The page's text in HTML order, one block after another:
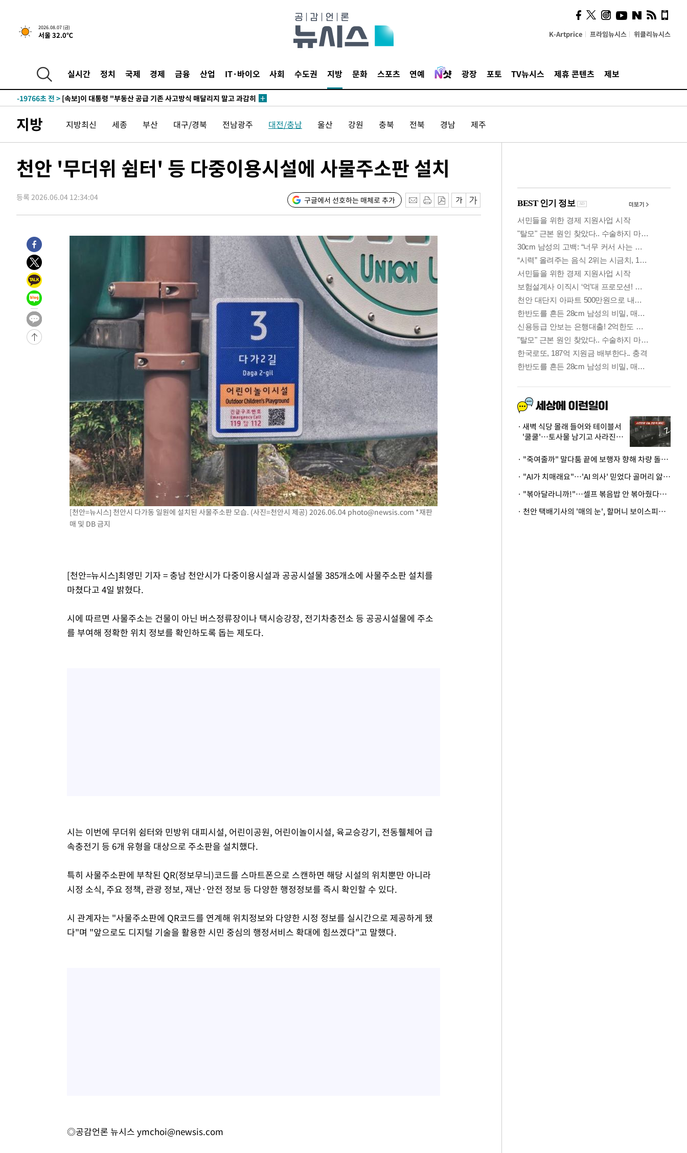
2026.08.07 (금)
서울 32.0℃ K-Artprice 프라임뉴시스 위클리뉴시스
실시간 정치 국제 경제 금융 산업 IT·바이오 사회 수도권 지방 문화 스포츠 연예 광장 포토 TV뉴시스 제휴 콘텐츠 제보
45분 전 >[속보]규제합리화위원회 부위원장에 김태유 서울대 공대 교수…이병태
-24455초 전 >
미 사업체 일자리, 7월에 2.3만개 순감하고 그 전 2개월 10.3만개
하향수정 (2보)
-23903초 전 >
↓
-19766초 전 > [속보]이 대통령 "부동산 공급 기존 사고방식 매달리지 말고 과감히
운드는 임시"
-10419초 전 >
"낮 기온 소폭 하락"…수도권 폭염중대경보, 폭염경보로 하향
-10383초 전 >[속보]이 대통령, '호우피해' 안동·의성 관할 4개 면 특별재난지역
갈 수도
-8317초 전 >
낮 최고 37도 찜통더위…곳곳 소나기·강원 많은 비[내일날씨]
응"
-3479초 전 >여자배구 이재영·이다영 자매, 아제르바이잔 투란VC 입단
-2732초 전 >외국인 심판 성 접대 7경기 들여다보니…한국 축구 '5승 2무'
-2419초 전 >
[속보]코스피, 6200선 약보합…0.60% 내린 6258.77에 마쳐
-2399초 전 >
-2288초 전 >
[속보] 노원서 40.1도 관측…서울, 2018년 이후 첫 40도
10분 전 >
[속보]종합특검, '계엄 수용공간 확보' 신용해 前교정본부장 기소
29분 전 >
외신들도 주목한 韓축구 파문…"국민적 공분에 수사 재개"
29분 전 >
11시간 압수수색에 성접대 파문까지…'쑥대밭' 된 축구협회
45분 전 >
[속보]규제합리화위원회 부위원장에 김태유 서울대 공대 교수…이병태
후임
-27316초 전 >
이강인, 폭염 속 AT마드리드 첫 훈련…80명 식사 대접까지(종합)
미 사업체 일자리, 7월에 2.3만개 순감하고 그 전 2개월 10.3만개
[속보] 미 사업체, 일자리 7월에 2.3만 개 줄어…실업률은 4.1%로
[속보]이 대통령 "부동산 공급 기존 사고방식 매달리지 말고 과감히
이란, "오만과 '중앙 단일 루트' 합의…북쪽 인바운드·남쪽 아웃바
"낮 기온 소폭 하락"…수도권 폭염중대경보, 폭염경보로 하향
[속보]이 대통령, '호우피해' 안동·의성 관할 4개 면 특별재난지역
[단독]중수청 지원 검사들, 정원 초과 시 낮은 계급 임용…희망지 못
낮 최고 37도 찜통더위…곳곳 소나기·강원 많은 비[내일날씨]
SK하이닉스, 용인·청주 팹에 54조 투자…"AI 메모리 수요 선제 대
여자배구 이재영·이다영 자매, 아제르바이잔 투란VC 입단
외국인 심판 성 접대 7경기 들여다보니…한국 축구 '5승 2무'
[속보]코스닥, 2.86포인트(0.36%) 내린 798.81마감
[속보]코스피, 6200선 약보합…0.60% 내린 6258.77에 마쳐
[속보]종합특검, '계엄 수용공간 확보' 신용해 前교정본부장 기소
외신들도 주목한 韓축구 파문…"국민적 공분에 수사 재개"
[속보]규제합리화위원회 부위원장에 김태유 서울대 공대 교수…이병태
지방 지방최신 세종 부산 대구/경북 전남광주 대전/충남 울산 강원 충북 전북 경남 제주
천안 '무더위 쉼터' 등 다중이용시설에 사물주소판 설치
등록 2026.06.04 12:34:04 구글에서 선호하는 매체로 추가
[천안=뉴시스] 천안시 다가동 일원에 설치된 사물주소판 모습. (사진=천안시 제공) 2026.06.04 photo@newsis.com *재판
매 및 DB 금지
[천안=뉴시스]최영민 기자 = 충남 천안시가 다중이용시설과 공공시설물 385개소에 사물주소판 설치를
마쳤다고 4일 밝혔다.
시에 따르면 사물주소는 건물이 아닌 버스정류장이나 택시승강장, 전기차충전소 등 공공시설물에 주소
를 부여해 정확한 위치 정보를 확인하도록 돕는 제도다.
시는 이번에 무더위 쉼터와 민방위 대피시설, 어린이공원, 어린이놀이시설, 육교승강기, 전동휄체어 급
속충전기 등 6개 유형을 대상으로 주소판을 설치했다.
특히 사물주소판에 부착된 QR(정보무늬)코드를 스마트폰으로 스캔하면 해당 시설의 위치뿐만 아니라
시정 소식, 주요 정책, 관광 정보, 재난·안전 정보 등 다양한 행정정보를 즉시 확인할 수 있다.
시 관계자는 "사물주소판에 QR코드를 연계해 위치정보와 다양한 시정 정보를 실시간으로 제공하게 됐
다"며 "앞으로도 디지털 기술을 활용한 시민 중심의 행정서비스 확대에 힘쓰겠다"고 말했다.
◎공감언론 뉴시스 ymchoi@newsis.com
시, 스마트폰 액세서리에
NFC 더했다
새벽 식당 몰래 들어와 테이블서
'쿨쿨'…토사물 남기고 사라진 남
· "죽여줄까" 말다툼 끝에 보행자 향해 차량 돌진…50대 여성 중상
· "AI가 치매래요"…'AI 의사' 믿었다 골머리 앓는 美 의료계 '경고'
· "볶아달라니까!"…셀프 볶음밥 안 볶아줬다고 사장 폭행한 손님
· 천안 택배기사의 '매의 눈', 할머니 보이스피싱 피해 막아